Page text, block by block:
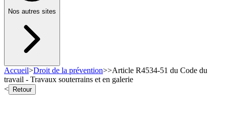
Nos autres sites
Accueil>Droit de la prévention>>Article R4534-51 du Code du
travail - Travaux souterrains et en galerie
<
Retour